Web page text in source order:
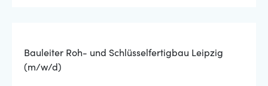
Bauleiter Roh- und Schlüsselfertigbau Leipzig
(m/w/d)